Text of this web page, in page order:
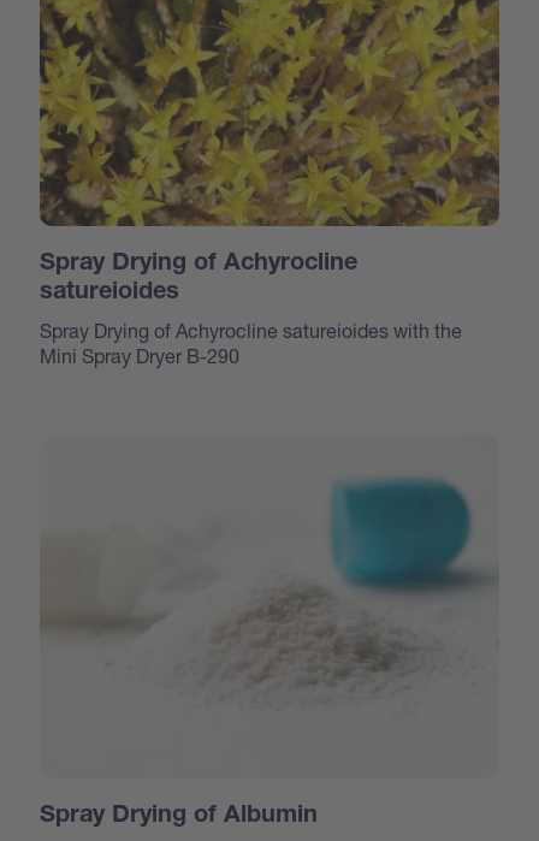
Spray Drying of Achyrocline
satureioides
Spray Drying of Achyrocline satureioides with the
Mini Spray Dryer B-290
Spray Drying of Albumin